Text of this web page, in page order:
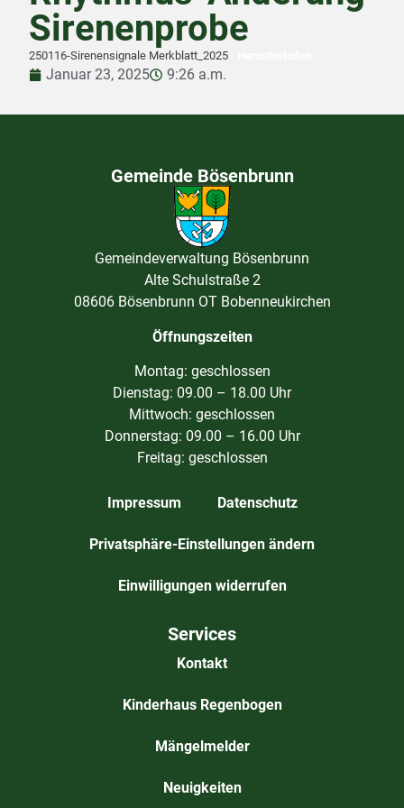
Sirenenprobe
250116-Sirenensignale Merkblatt_2025
Januar 23, 2025 9:26 a.m.
Gemeinde Bösenbrunn
Gemeindeverwaltung Bösenbrunn
Alte Schulstraße 2
08606 Bösenbrunn OT Bobenneukirchen
Öffnungszeiten
Montag: geschlossen
Dienstag: 09.00 – 18.00 Uhr
Mittwoch: geschlossen
Donnerstag: 09.00 – 16.00 Uhr
Freitag: geschlossen
Impressum Datenschutz
Privatsphäre-Einstellungen ändern
Einwilligungen widerrufen
Services
Kontakt
Kinderhaus Regenbogen
Mängelmelder
Neuigkeiten